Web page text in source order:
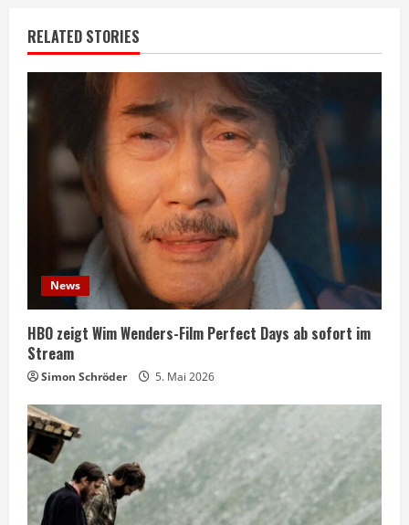
RELATED STORIES
News
HBO zeigt Wim Wenders-Film Perfect Days ab sofort im
Stream
Simon Schröder 5. Mai 2026